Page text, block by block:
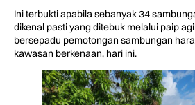
Ini terbukti apabila sebanyak 34
dikenal pasti yang ditebuk melalui paip
bersepadu pemotongan sambungan
kawasan berkenaan, hari ini.